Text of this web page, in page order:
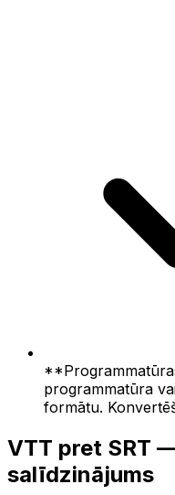
programmatūra
formātu.
VTT pret SRT
salīdzinājums